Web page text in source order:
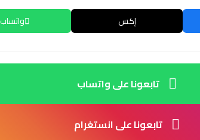
إكس واتساب
تابعونا على واتساب
تابعونا على انستغرام